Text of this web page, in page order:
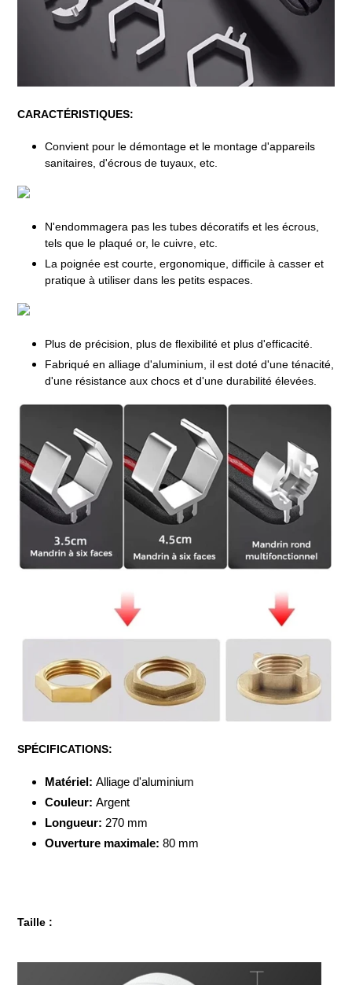
CARACTÉRISTIQUES:
Convient pour le démontage et le montage d'appareils
sanitaires, d'écrous de tuyaux, etc.
N'endommagera pas les tubes décoratifs et les écrous,
tels que le plaqué or, le cuivre, etc.
La poignée est courte, ergonomique, difficile à casser et
pratique à utiliser dans les petits espaces.
Plus de précision, plus de flexibilité et plus d'efficacité.
Fabriqué en alliage d'aluminium, il est doté d'une ténacité,
d'une résistance aux chocs et d'une durabilité élevées.
SPÉCIFICATIONS:
Matériel: Alliage d'aluminium
Couleur: Argent
Longueur: 270 mm
Ouverture maximale: 80 mm
Taille :